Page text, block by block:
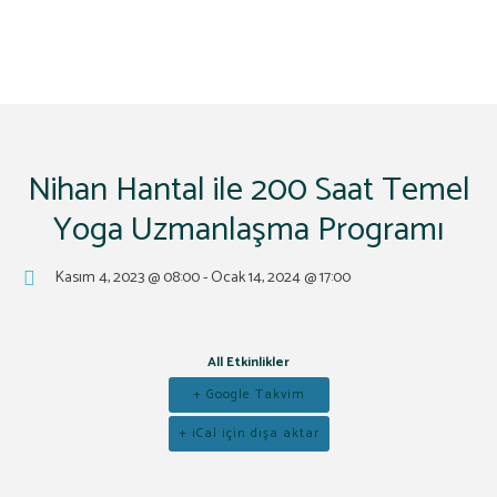
Nihan Hantal ile 200 Saat Temel
Yoga Uzmanlaşma Programı
Kasım 4, 2023 @ 08:00-Ocak 14, 2024 @ 17:00
All Etkinlikler
+ Google Takvim
+ iCal için dışa aktar